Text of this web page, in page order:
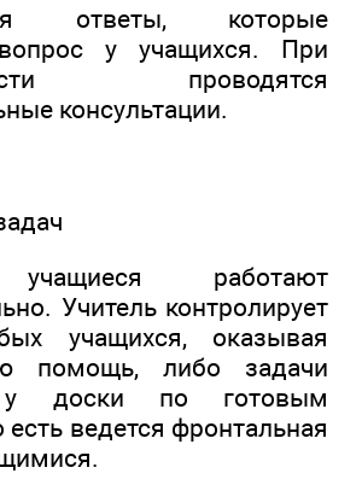
ответы, которые
у учащихся. При
проводятся
консультации.
работают
Учитель контролирует
учащихся, оказывая
помощь, либо задачи
у доски по готовым
есть ведется фронтальная